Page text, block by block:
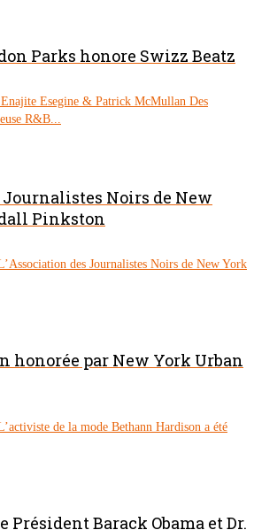
Parks honore Swizz Beatz
Esegine & Patrick McMullan Des
R&B...
Journalistes Noirs de New
Pinkston
des Journalistes Noirs de New York
honorée par New York Urban
de la mode Bethann Hardison a été
Barack Obama et Dr.